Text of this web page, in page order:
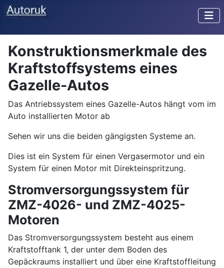
Konstruktionsmerkmale des
Kraftstoffsystems eines
Gazelle-Autos
Das Antriebssystem eines Gazelle-Autos hängt vom im
Auto installierten Motor ab
Sehen wir uns die beiden gängigsten Systeme an.
Dies ist ein System für einen Vergasermotor und ein
System für einen Motor mit Direkteinspritzung.
Stromversorgungssystem für
ZMZ-4026- und ZMZ-4025-
Motoren
Das Stromversorgungssystem besteht aus einem
Kraftstofftank 1, der unter dem Boden des
Gepäckraums installiert und über eine Kraftstoffleitung